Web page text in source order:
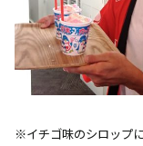
※イチゴ味のシロップ